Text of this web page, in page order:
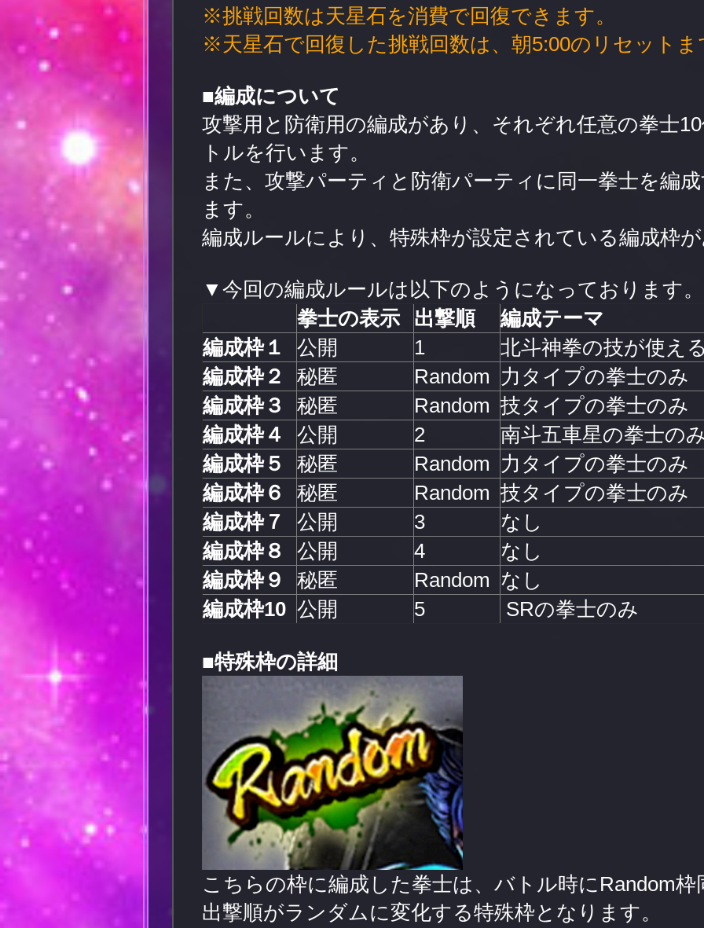
※挑戦回数は天星石を消費で回復できます。
※天星石で回復した挑戦回数は、朝5:00のリセットま
■編成について
攻撃用と防衛用の編成があり、それぞれ任意の拳士
トルを行います。
また、攻撃パーティと防衛パーティに同一拳士を編
ます。
編成ルールにより、特殊枠が設定されている編成枠
▼今回の編成ルールは以下のようになっております。
拳士の表示
出撃順
編成テーマ
編成枠１
公開 1
北斗神拳の技が使え
編成枠２
秘匿 Random 力タイプの拳士のみ
編成枠３
秘匿 Random 技タイプの拳士のみ
編成枠４
公開 2
南斗五車星の拳士の
編成枠５
秘匿 Random 力タイプの拳士のみ
編成枠６
秘匿 Random 技タイプの拳士のみ
編成枠７
公開 3
なし
編成枠８
公開 4
なし
編成枠９
秘匿 Random なし
編成枠10 公開 5 SRの拳士のみ
■特殊枠の詳細
こちらの枠に編成した拳士は、バトル時にRandom枠
出撃順がランダムに変化する特殊枠となります。